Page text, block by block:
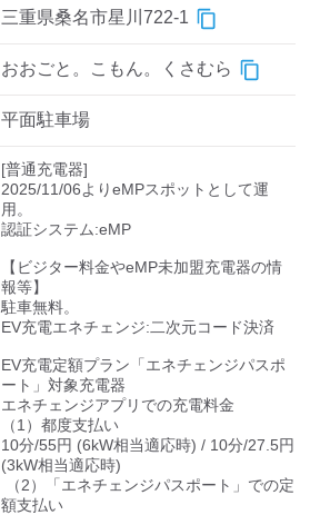
三重県桑名市星川722-1
おおごと。こもん。くさむら
平面駐車場
[普通充電器]
2025/11/06よりeMPスポットとして運
用。
認証システム:eMP
【ビジター料金やeMP未加盟充電器の情
報等】
駐車無料。
EV充電エネチェンジ:二次元コード決済
EV充電定額プラン「エネチェンジパスポ
ート」対象充電器
エネチェンジアプリでの充電料金
（1）都度支払い
10分/55円 (6kW相当適応時) / 10分/27.5円
(3kW相当適応時)
額支払い